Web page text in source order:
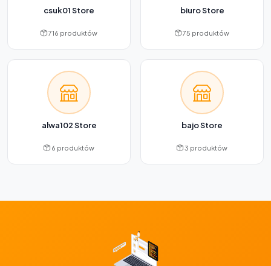
csuk01 Store
716 produktów
biuro Store
75 produktów
alwa102 Store
6 produktów
bajo Store
3 produktów